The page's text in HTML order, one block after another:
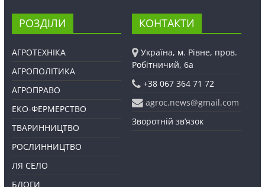
РОЗДІЛИ
АГРОТЕХНІКА
АГРОПОЛІТИКА
АГРОПРАВО
ЕКО-ФЕРМЕРСТВО
ТВАРИННИЦТВО
РОСЛИННИЦТВО
ЛЯ СЕЛО
БЛОГИ
КОНТАКТИ
Україна, м. Рівне, пров.
Робітничий, 6а
+38 067 364 71 72
agroc.news@gmail.com
Зворотній зв’язок